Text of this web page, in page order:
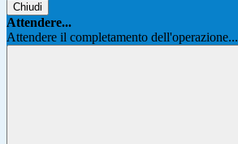
Chiudi
Attendere...
Attendere il completamento dell'operazione...